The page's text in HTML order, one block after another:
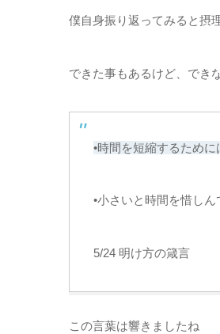
僕自身振り返ってみると摂
できた事もあるけど、でき
•時間を短縮するため
•小さいと時間を惜し
5/24 明け方の箴言
この言葉は響きましたね